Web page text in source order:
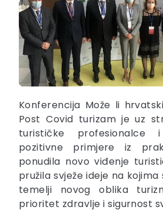
Konferencija Može li
Post Covid turizam je uz
turističke
pozitivne primjere iz
ponudila novo viđenje
pružila svježe ideje na
temelji novog oblika
prioritet zdravlje i sigurnost